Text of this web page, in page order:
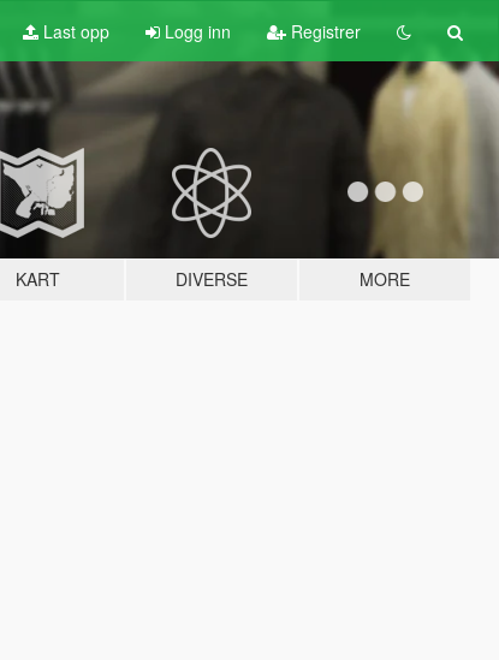
Last opp Logg inn Registrer
KART DIVERSE MORE